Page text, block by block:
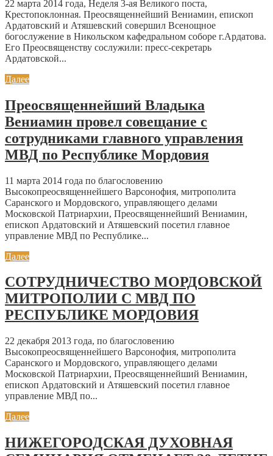
22 марта 2014 года, Неделя 3-ая Великого поста,
Крестопоклонная. Преосвященнейший Вениамин, епископ
Ардатовский и Атяшевский совершил Всенощное
богослужение в Никольском кафедральном соборе г.Ардатова.
Его Преосвященству сослужили: пресс-секретарь
Ардатовской...
Далее
Преосвященнейший Владыка
Вениамин провел совещание с
сотрудниками главного управления
МВД по Республике Мордовия
11 марта 2014 года по благословению
Высокопреосвященнейшего Варсонофия, митрополита
Саранского и Мордовского, управляющего делами
Московской Патриархии, Преосвященнейший Вениамин,
епископ Ардатовский и Атяшевский посетил главное
управление МВД по Республике...
Далее
СОТРУДНИЧЕСТВО МОРДОВСКОЙ
МИТРОПОЛИИ С МВД ПО
РЕСПУБЛИКЕ МОРДОВИЯ
22 декабря 2013 года, по благословению
Высокопреосвященнейшего Варсонофия, митрополита
Саранского и Мордовского, управляющего делами
Московской Патриархии, Преосвященнейший Вениамин,
епископ Ардатовский и Атяшевский посетил главное
управление МВД по...
Далее
НИЖЕГОРОДСКАЯ ДУХОВНАЯ